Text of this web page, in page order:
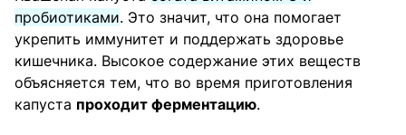
пробиотиками. Это значит, что она помогает
укрепить иммунитет и поддержать здоровье
кишечника. Высокое содержание этих веществ
объясняется тем, что во время приготовления
капуста проходит ферментацию.